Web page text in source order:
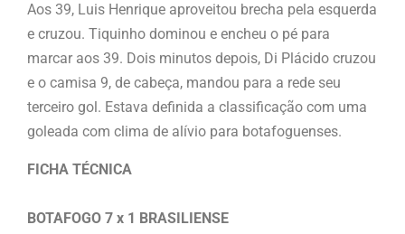
Aos 39, Luis Henrique aproveitou brecha pela esquerda
e cruzou. Tiquinho dominou e encheu o pé para
marcar aos 39. Dois minutos depois, Di Plácido cruzou
e o camisa 9, de cabeça, mandou para a rede seu
terceiro gol. Estava definida a classificação com uma
goleada com clima de alívio para botafoguenses.
FICHA TÉCNICA
BOTAFOGO 7 x 1 BRASILIENSE